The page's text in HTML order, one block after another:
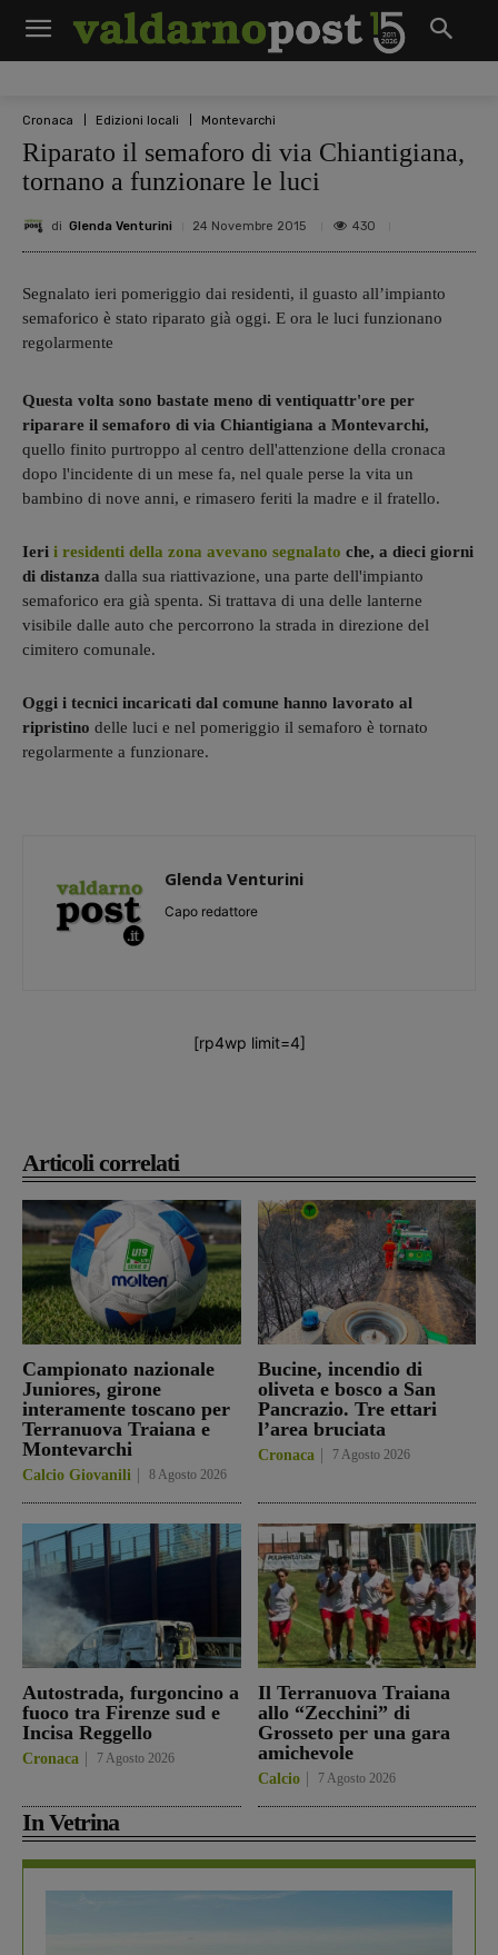
Cronaca Edizioni locali Montevarchi
Riparato il semaforo di via Chiantigiana,
tornano a funzionare le luci
di Glenda Venturini 24 Novembre 2015 430
Articoli correlati
Campionato nazionale
Juniores, girone
interamente toscano per
Terranuova Traiana e
Montevarchi
Calcio Giovanili 8 Agosto 2026
Bucine, incendio di
oliveta e bosco a San
Pancrazio. Tre ettari
l’area bruciata
Cronaca 7 Agosto 2026
Autostrada, furgoncino a
fuoco tra Firenze sud e
Incisa Reggello
Cronaca 7 Agosto 2026
Il Terranuova Traiana
allo “Zecchini” di
Grosseto per una gara
amichevole
Calcio 7 Agosto 2026
In Vetrina
Segnalato ieri pomeriggio dai residenti, il guasto all’impianto
semaforico è stato riparato già oggi. E ora le luci funzionano
regolarmente
Questa volta sono bastate meno di ventiquattr'ore per
riparare il semaforo di via Chiantigiana a Montevarchi,
quello finito purtroppo al centro dell'attenzione della cronaca
dopo l'incidente di un mese fa, nel quale perse la vita un
bambino di nove anni, e rimasero feriti la madre e il fratello.
Ieri i residenti della zona avevano segnalato che, a dieci giorni
di distanza dalla sua riattivazione, una parte dell'impianto
semaforico era già spenta. Si trattava di una delle lanterne
visibile dalle auto che percorrono la strada in direzione del
cimitero comunale.
Oggi i tecnici incaricati dal comune hanno lavorato al
ripristino delle luci e nel pomeriggio il semaforo è tornato
regolarmente a funzionare.
Glenda Venturini
Capo redattore
[rp4wp limit=4]